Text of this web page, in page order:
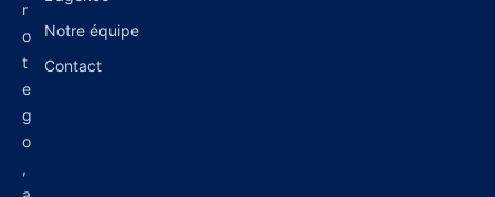
r
o
t
e
g
o
,
Notre équipe
Contact